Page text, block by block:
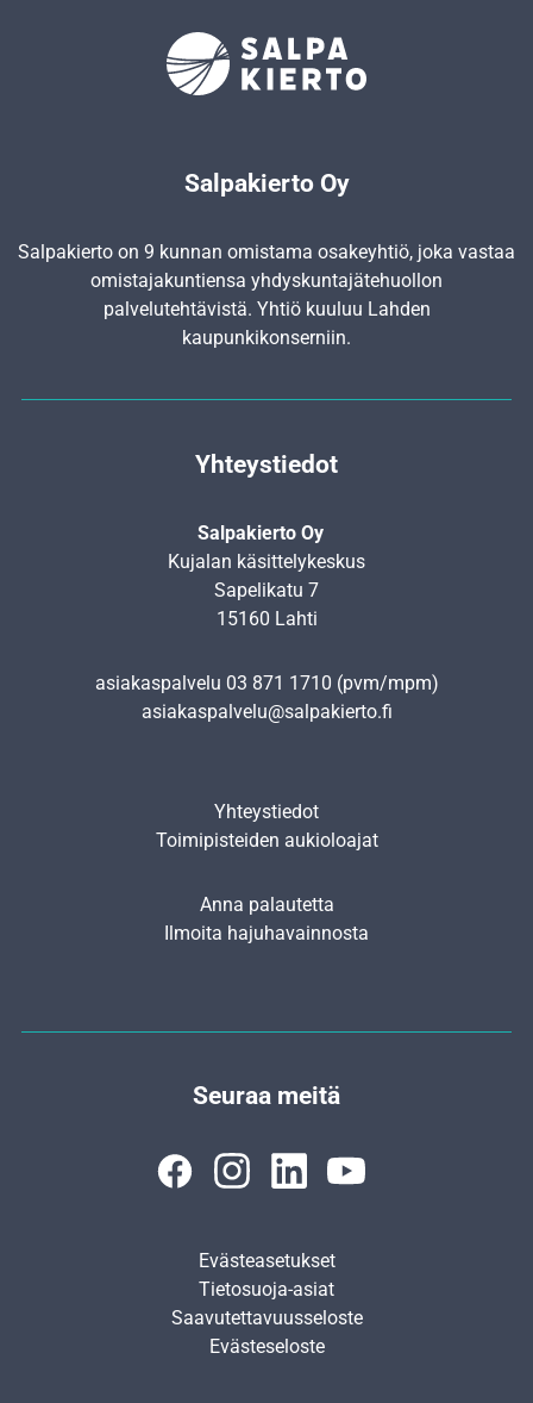
Salpakierto Oy
Salpakierto on 9 kunnan omistama osakeyhtiö, joka vastaa
omistajakuntiensa yhdyskunta­jätehuollon
palvelutehtävistä. Yhtiö kuuluu Lahden
kaupunkikonserniin.
Yhteystiedot
Salpakierto Oy
Kujalan käsittelykeskus
Sapelikatu 7
15160 Lahti
asiakaspalvelu 03 871 1710 (pvm/mpm)
asiakaspalvelu@salpakierto.fi
Yhteystiedot
Toimipisteiden aukioloajat
Anna palautetta
Ilmoita hajuhavainnosta
Seuraa meitä
Evästeasetukset
Tietosuoja-asiat
Saavutettavuusseloste
Evästeseloste